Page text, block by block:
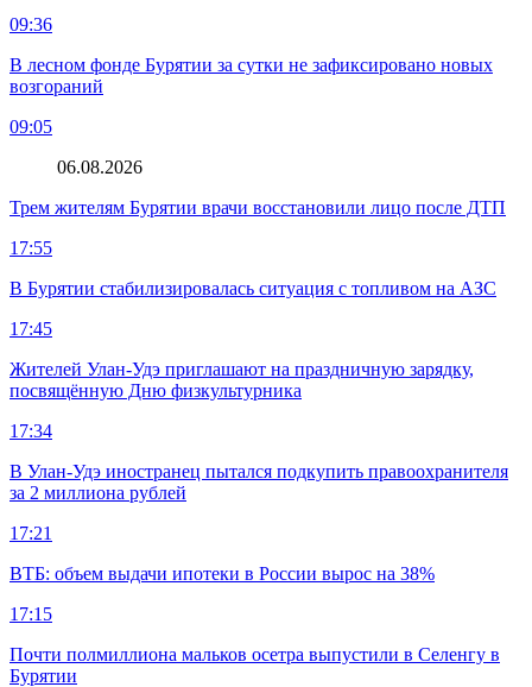
09:36
В лесном фонде Бурятии за сутки не зафиксировано новых
возгораний
09:05
06.08.2026
Трем жителям Бурятии врачи восстановили лицо после ДТП
17:55
В Бурятии стабилизировалась ситуация с топливом на АЗС
17:45
Жителей Улан-Удэ приглашают на праздничную зарядку,
посвящённую Дню физкультурника
17:34
В Улан-Удэ иностранец пытался подкупить правоохранителя
за 2 миллиона рублей
17:21
ВТБ: объем выдачи ипотеки в России вырос на 38%
17:15
Почти полмиллиона мальков осетра выпустили в Селенгу в
Бурятии